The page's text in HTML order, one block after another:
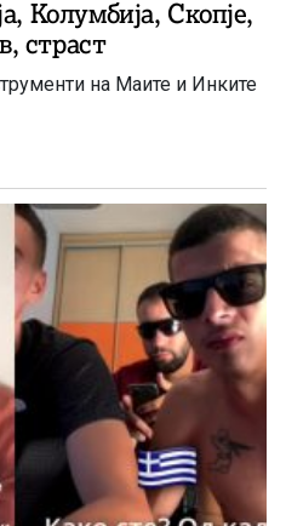
Колумбија, Скопје,
страст
на Маите и Инките